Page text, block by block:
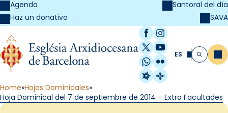
Agenda
Haz un donativo
Santoral del día
SAVA
Facebook
Instagram
X / Twitter
YouTube
WhatsApp
Flickr
Radio Estel
Catalunya
ES Buscar
Home Hojas Dominicales
Hoja Dominical del 7 de septiembre de 2014 – Extra Facultades